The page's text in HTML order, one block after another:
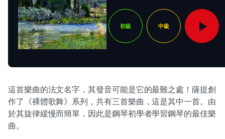
初級 中級
這首樂曲的法文名字，其發音可能是它的最難之處！薩提創
作了《裸體歌舞》系列，共有三首樂曲，這是其中一首。由
於其旋律緩慢而簡單，因此是鋼琴初學者學習鋼琴的最佳樂
曲。